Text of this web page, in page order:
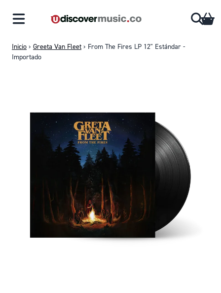
Inicio › Greeta Van Fleet › From The Fires LP 12" Estándar -
Importado